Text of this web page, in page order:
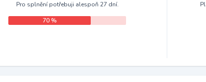
Pro splnění potřebuji alespoň 27 dní.
70 %